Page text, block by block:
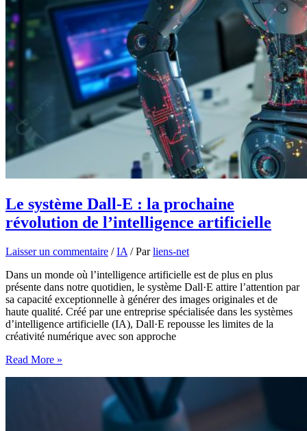
Le système Dall-E : la prochaine
révolution de l’intelligence artificielle
Laisser un commentaire /IA / Parliens-net
Dans un monde où l’intelligence artificielle est de plus en plus
présente dans notre quotidien, le système Dall·E attire l’attention par
sa capacité exceptionnelle à générer des images originales et de
haute qualité. Créé par une entreprise spécialisée dans les systèmes
d’intelligence artificielle (IA), Dall·E repousse les limites de la
créativité numérique avec son approche
Le
Read More »